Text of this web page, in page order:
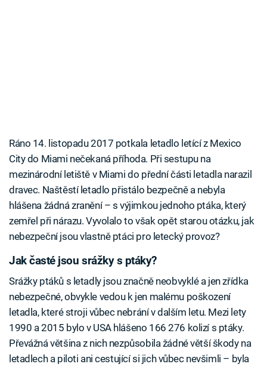
Ráno 14. listopadu 2017 potkala letadlo letící z Mexico
City do Miami nečekaná příhoda. Při sestupu na
mezinárodní letiště v Miami do přední části letadla narazil
dravec. Naštěstí letadlo přistálo bezpečně a nebyla
hlášena žádná zranění – s výjimkou jednoho ptáka, který
zemřel při nárazu. Vyvolalo to však opět starou otázku, jak
nebezpeční jsou vlastně ptáci pro letecký provoz?
Jak časté jsou srážky s ptáky?
Srážky ptáků s letadly jsou značně neobvyklé a jen zřídka
nebezpečné, obvykle vedou k jen malému poškození
letadla, které stroji vůbec nebrání v dalším letu. Mezi lety
1990 a 2015 bylo v USA hlášeno 166 276 kolizí s ptáky.
Převážná většina z nich nezpůsobila žádné větší škody na
letadlech a piloti ani cestující si jich vůbec nevšimli – byla